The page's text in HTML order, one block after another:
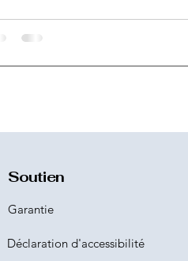
Soutien
Garantie
Déclaration d'accessibilité